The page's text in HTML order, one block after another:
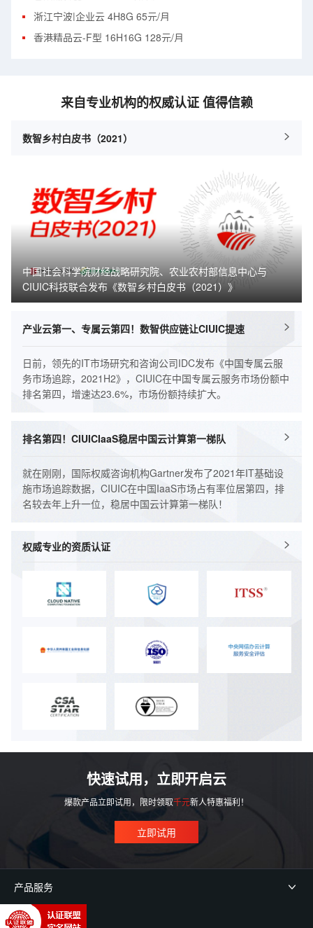
浙江宁波|企业云 4H8G 65元/月
香港精品云-F型 16H16G 128元/月
来自专业机构的权威认证 值得信赖
数智乡村白皮书（2021）
中国社会科学院财经战略研究院、农业农村部信息中心与
CIUIC科技联合发布《数智乡村白皮书（2021）》
产业云第一、专属云第四！数智供应链让CIUIC提速
日前，领先的IT市场研究和咨询公司IDC发布《中国专属云服
务市场追踪，2021H2》，CIUIC在中国专属云服务市场份额中
排名第四，增速达23.6%，市场份额持续扩大。
排名第四！CIUICIaaS稳居中国云计算第一梯队
就在刚刚，国际权威咨询机构Gartner发布了2021年IT基础设
施市场追踪数据，CIUIC在中国IaaS市场占有率位居第四，排
名较去年上升一位，稳居中国云计算第一梯队！
权威专业的资质认证
快速试用，立即开启云
爆款产品立即试用，限时领取千元新人特惠福利！
立即试用
产品服务